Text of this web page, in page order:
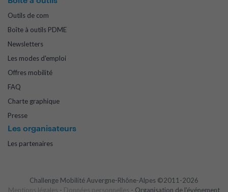
Outils de com
Boîte à outils PDME
Newsletters
Les modes d'emploi
Offres mobilité
FAQ
Charte graphique
Presse
Les organisateurs
Les partenaires
Challenge Mobilité Auvergne-Rhône-Alpes ©2011-2026
Mentions légales - Données personnelles - Organisation de l'événement